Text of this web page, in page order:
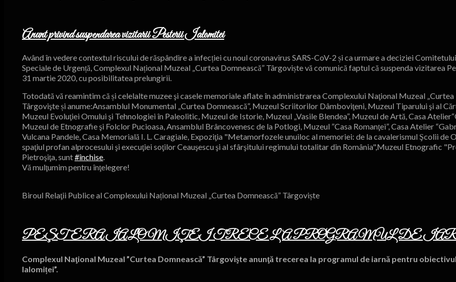
Anunt privind suspendarea vizitarii Pesterii Ialomitei
Având în vedere contextul riscului de răspândire a infecției cu noul coronavirus SARS-CoV-2 și ca urmare a deciziei
Speciale de Urgență, Complexul Național Muzeal „Curtea Domnească” Târgoviște vă comunică faptul că suspenda vizitarea
31 martie 2020, cu posibilitatea prelungirii.
Totodată vă reamintim că și celelalte muzee şi casele memoriale aflate în administrarea Complexului Naţional Muzeal „Curtea
Târgovişte și anume:Ansamblul Monumental „Curtea Domnească”, Muzeul Scriitorilor Dâmboviţeni, Muzeul Tiparului şi al
Muzeul Evoluţiei Omului şi Tehnologiei în Paleolitic, Muzeul de Istorie, Muzeul „Vasile Blendea”, Muzeul de Artă, Casa
Muzeul de Etnografie şi Folclor Pucioasa, Ansamblul Brâncovenesc de la Potlogi, Muzeul ”Casa Romanţei”, Casa Atelier
Vulcana Pandele, Casa Memorială I. L. Caragiale, Expoziţia "Metamorfozele unuiloc al memoriei: de la cavalerismul Şcolii de
spaţiul profan alprocesului şi execuţiei soţilor Ceauşescu şi al sfârşitului regimului totalitar din România",Muzeul Etnografic
Pietroşiţa, sunt#închise.
Vă mulţumim pentru înţelegere!
Biroul Relaţii Publice al Complexului Național Muzeal „Curtea Domnească” Târgoviște
PEŞTERA IALOMIŢEI TRECE LA PROGRAMUL DE
Complexul Naţional Muzeal ”Curtea Domnească” Târgovişte anunţă trecerea la programul de iarnă pentru
Ialomiței”.